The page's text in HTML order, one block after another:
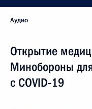
Аудио
Открытие
Минобороны
с COVID-19